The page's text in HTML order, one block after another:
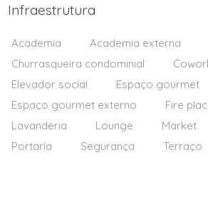
Infraestrutura
Academia
Academia externa
Churrasqueira condominial
Elevador social
Espaço gourmet
Espaço gourmet externo
Fire
Lavanderia
Lounge Market
Portaria
Segurança Terraço